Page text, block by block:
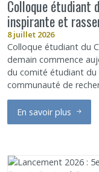
Colloque étudiant
inspirante et
8 juillet 2026
Colloque étudiant du
demain commence
du comité étudiant du
communauté de
En savoir plus
sur Colloque